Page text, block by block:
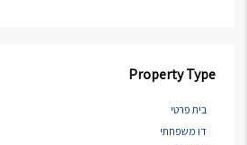
Property Type
בית פרטי
דו משפחתי